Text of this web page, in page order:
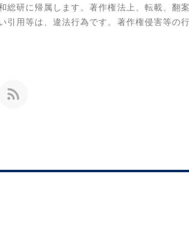
総研に帰属します。著作権法上、転載、翻
引用等は、違法行為です。著作権侵害等